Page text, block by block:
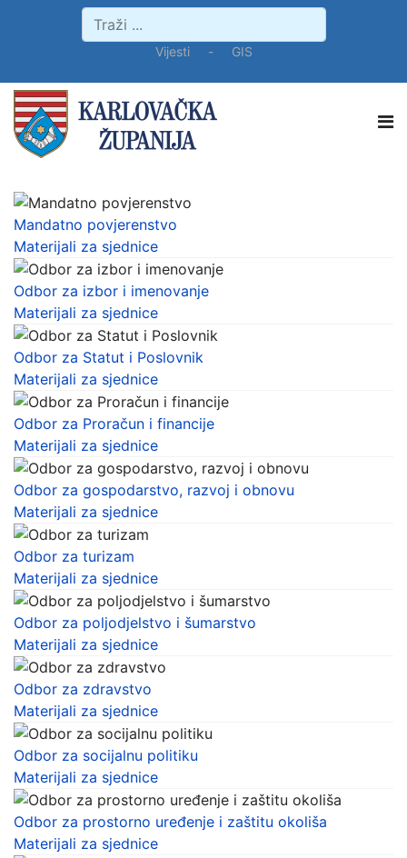
Vijesti- GIS
Mandatno povjerenstvo
Materijali za sjednice
Odbor za izbor i imenovanje
Materijali za sjednice
Odbor za Statut i Poslovnik
Materijali za sjednice
Odbor za Proračun i financije
Materijali za sjednice
Odbor za gospodarstvo, razvoj i obnovu
Materijali za sjednice
Odbor za turizam
Materijali za sjednice
Odbor za poljodjelstvo i šumarstvo
Materijali za sjednice
Odbor za zdravstvo
Materijali za sjednice
Odbor za socijalnu politiku
Materijali za sjednice
Odbor za prostorno uređenje i zaštitu okoliša
Materijali za sjednice